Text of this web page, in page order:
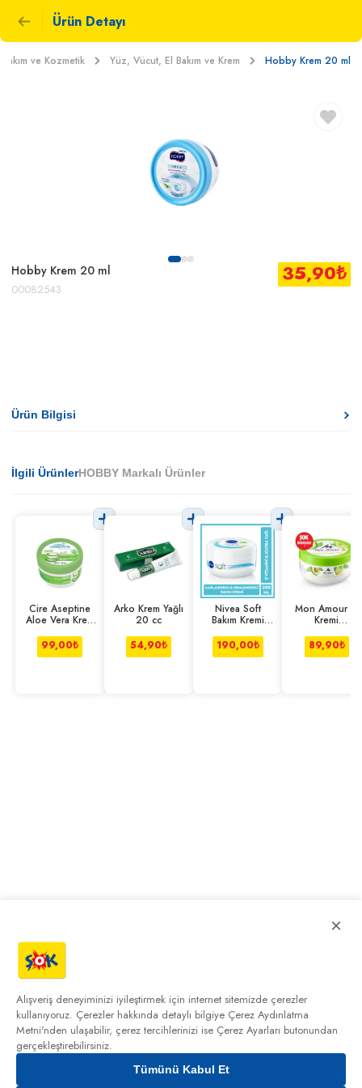
Ürün Detayı
ve Kozmetik Yüz, Vücut, El Bakım ve Krem Hobby Krem 20 ml
Hobby Krem 20 ml
00082543
35,90₺
Ürün Bilgisi
İlgili ÜrünlerHOBBY Markalı Ürünler
Cire Aseptine
Aloe Vera Krem
99,00₺
Arko Krem Yağlı
20 cc
54,90₺
Nivea Soft
Bakım Kremi
200 ml
190,00₺
Mon Amour El
Kremi
Ml
89,90₺
×
Alışveriş deneyiminizi iyileştirmek için internet sitemizde çerezler
kullanıyoruz. Çerezler hakkında detaylı bilgiye Çerez Aydınlatma
Metni'nden ulaşabilir, çerez tercihlerinizi ise Çerez Ayarları butonundan
gerçekleştirebilirsiniz.
Tümünü Kabul Et